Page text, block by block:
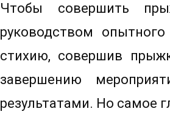
Чтобы совершить
руководством
стихию, совершив
завершению
результатами. Но самое